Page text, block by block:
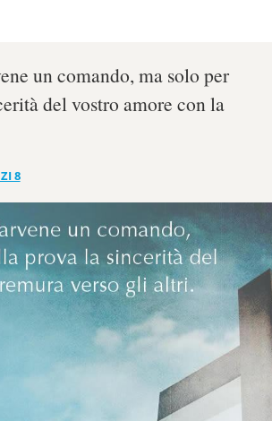
un comando, ma solo per
del vostro amore con la
8